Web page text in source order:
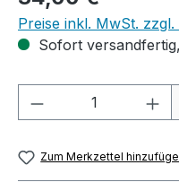
Preise inkl. MwSt.
Sofort
Produkt
Zum Merkzettel